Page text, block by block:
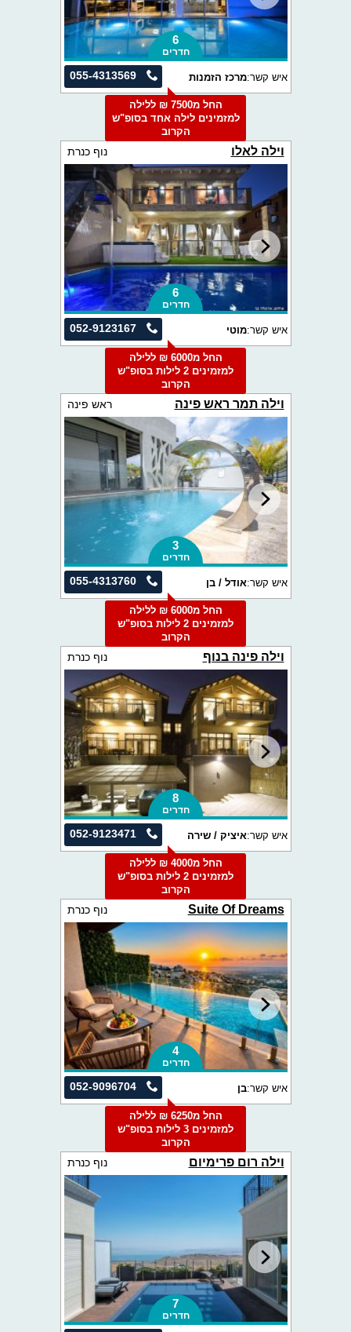
6
חדרים
055-4313569 איש קשר:מרכז הזמנות
החל מ7500 ₪ ללילה
למזמינים לילה אחד בסופ"ש
הקרוב
וילה לאלו נוף כנרת
6
חדרים
052-9123167 איש קשר:מוטי
החל מ6000 ₪ ללילה
למזמינים 2 לילות בסופ"ש
הקרוב
וילה תמר ראש פינה ראש פינה
3
חדרים
055-4313760 איש קשר:אודל / בן
החל מ6000 ₪ ללילה
למזמינים 2 לילות בסופ"ש
הקרוב
וילה פינה בנוף נוף כנרת
8
חדרים
052-9123471 איש קשר:איציק / שירה
החל מ4000 ₪ ללילה
למזמינים 2 לילות בסופ"ש
הקרוב
Suite Of Dreams נוף כנרת
4
חדרים
052-9096704 איש קשר:בן
החל מ6250 ₪ ללילה
למזמינים 3 לילות בסופ"ש
הקרוב
וילה רום פרימיום נוף כנרת
7
חדרים